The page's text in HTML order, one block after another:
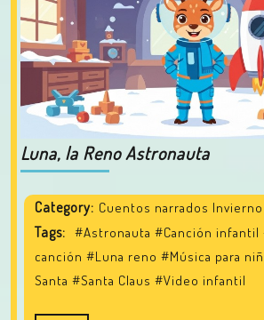
Luna, la Reno Astronauta
Category: Cuentos narrados Invierno
Tags: #Astronauta #Canción infantil
canción #Luna reno #Música para
Santa #Santa Claus #Video infantil